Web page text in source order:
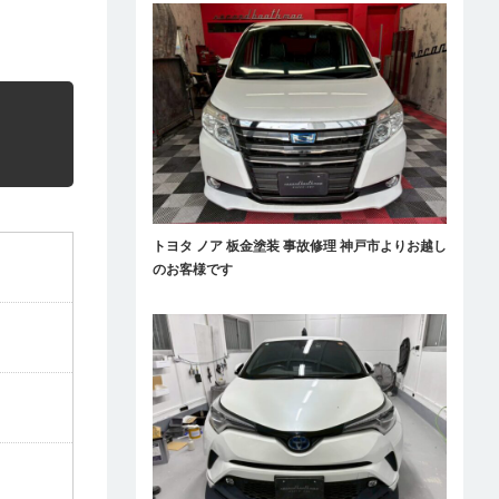
トヨタ ノア 板金塗装 事故修理 神戸市よりお越し
のお客様です